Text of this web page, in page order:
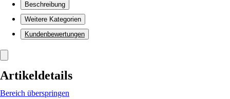
Beschreibung
Weitere Kategorien
Kundenbewertungen
Artikeldetails
Bereich überspringen